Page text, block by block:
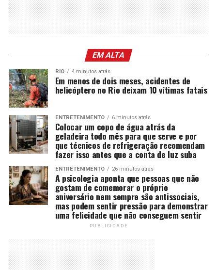
EM ALTA
RIO 4 minutos atrás
Em menos de dois meses, acidentes de
helicóptero no Rio deixam 10 vítimas fatais
ENTRETENIMENTO 6 minutos atrás
Colocar um copo de água atrás da
geladeira todo mês para que serve e por
que técnicos de refrigeração recomendam
fazer isso antes que a conta de luz suba
ENTRETENIMENTO 26 minutos atrás
A psicologia aponta que pessoas que não
gostam de comemorar o próprio
aniversário nem sempre são antissociais,
mas podem sentir pressão para demonstrar
uma felicidade que não conseguem sentir
PUBLICIDADE